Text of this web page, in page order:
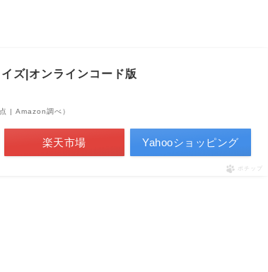
ズ|オンラインコード版
| Amazon調べ）
楽天市場 Yahooショッピング
ポチップ